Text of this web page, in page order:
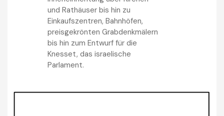
und Rathäuser bis hin zu
Einkaufszentren, Bahnhöfen,
preisgekrönten Grabdenkmälern
bis hin zum Entwurf für die
Knesset, das israelische
Parlament.